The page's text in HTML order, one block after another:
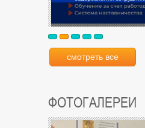
смотреть все
ФОТОГАЛЕРЕИ